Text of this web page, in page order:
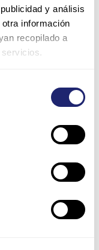
y análisis
información
recopilado a
SIGUIENTE